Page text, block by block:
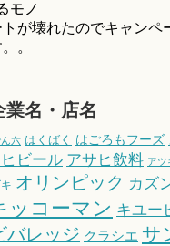
モノ
が壊れたのでキャンペ
。
業名・店名
六 はくばく はごろもフーズ
ビール アサヒ飲料 アツ
オリンピック カズ
ッコーマン キユー
バレッジ クラシエ サ